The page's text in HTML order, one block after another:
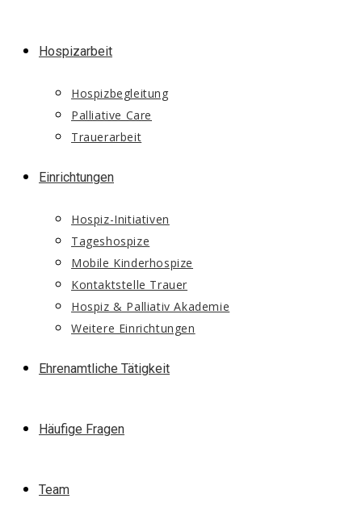
Hospizarbeit
Hospizbegleitung
Palliative Care
Trauerarbeit
Einrichtungen
Hospiz-Initiativen
Tageshospize
Mobile Kinderhospize
Kontaktstelle Trauer
Hospiz & Palliativ Akademie
Weitere Einrichtungen
Ehrenamtliche Tätigkeit
Häufige Fragen
Team